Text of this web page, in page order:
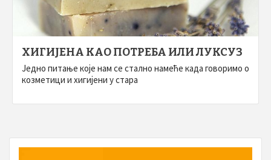
ХИГИЈЕНА КАО ПОТРЕБА ИЛИ ЛУКСУЗ
Једно питање које нам се стално намеће када говоримо о
козметици и хигијени у стара